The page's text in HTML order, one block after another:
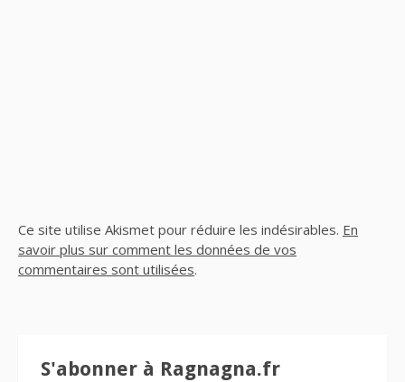
Ce site utilise Akismet pour réduire les indésirables. En
savoir plus sur comment les données de vos
commentaires sont utilisées.
S'abonner à Ragnagna.fr